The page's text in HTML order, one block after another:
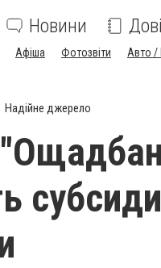
Новини
Афіша Фотозвіти Авто /
Надійне джерело